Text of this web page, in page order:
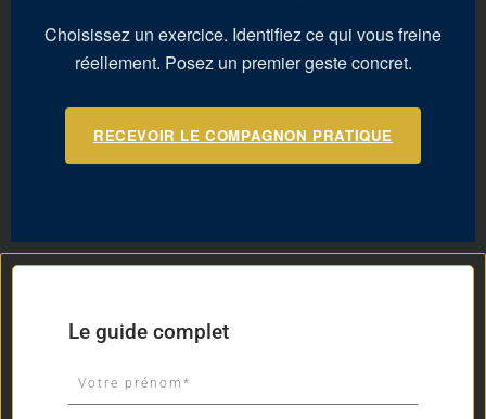
Choisissez un exercice. Identifiez ce qui vous freine
réellement. Posez un premier geste concret.
RECEVOIR LE COMPAGNON PRATIQUE
Le guide complet
P
R